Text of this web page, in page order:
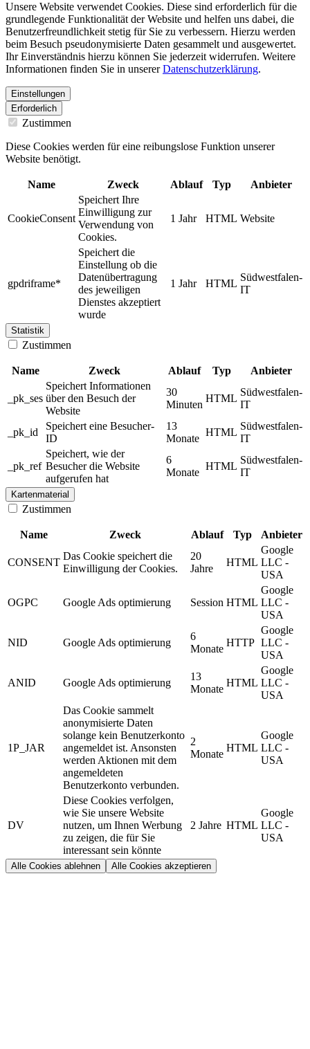
Unsere Website verwendet Cookies. Diese sind erforderlich für die
grundlegende Funktionalität der Website und helfen uns dabei, die
Benutzerfreundlichkeit stetig für Sie zu verbessern. Hierzu werden
beim Besuch pseudonymisierte Daten gesammelt und ausgewertet.
Ihr Einverständnis hierzu können Sie jederzeit widerrufen. Weitere
Informationen finden Sie in unsererDatenschutzerklärung.
Einstellungen
Erforderlich
Zustimmen
Diese Cookies werden für eine reibungslose Funktion unserer
Website benötigt.
Name Zweck Ablauf Typ Anbieter
CookieConsent
Speichert Ihre
Einwilligung zur
Verwendung von
Cookies.
1 Jahr HTML Website
gpdriframe*
Speichert die
Einstellung ob die
Datenübertragung
des jeweiligen
Dienstes akzeptiert
wurde
1 Jahr HTML
Südwestfalen-
IT
Statistik
Zustimmen
Name Zweck Ablauf Typ Anbieter
_pk_ses
Speichert Informationen
über den Besuch der
Website
30
Minuten
HTML
Südwestfalen-
IT
_pk_id
Speichert eine Besucher-
ID
13
Monate
HTML
Südwestfalen-
IT
_pk_ref
Speichert, wie der
Besucher die Website
aufgerufen hat
6
Monate
HTML
Südwestfalen-
IT
Kartenmaterial
Zustimmen
Name Zweck Ablauf Typ Anbieter
CONSENT
Das Cookie speichert die
Einwilligung der Cookies.
20
Jahre
HTML
Google
LLC -
USA
OGPC Google Ads optimierung Session HTML
Google
LLC -
USA
NID Google Ads optimierung
6
Monate
HTTP
Google
LLC -
USA
ANID Google Ads optimierung
13
Monate
HTML
Google
LLC -
USA
1P_JAR
Das Cookie sammelt
anonymisierte Daten
solange kein Benutzerkonto
angemeldet ist. Ansonsten
werden Aktionen mit dem
angemeldeten
Benutzerkonto verbunden.
2
Monate
HTML
Google
LLC -
USA
DV
Diese Cookies verfolgen,
wie Sie unsere Website
nutzen, um Ihnen Werbung
zu zeigen, die für Sie
interessant sein könnte
2 Jahre HTML
Google
LLC -
USA
Alle Cookies ablehnen Alle Cookies akzeptieren